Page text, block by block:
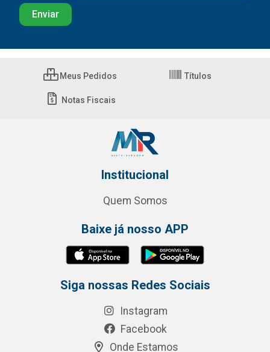
Meus Pedidos Títulos
Notas Fiscais
Institucional
Quem Somos
Baixe já nosso APP
Siga nossas Redes Sociais
Instagram
Facebook
Onde Estamos